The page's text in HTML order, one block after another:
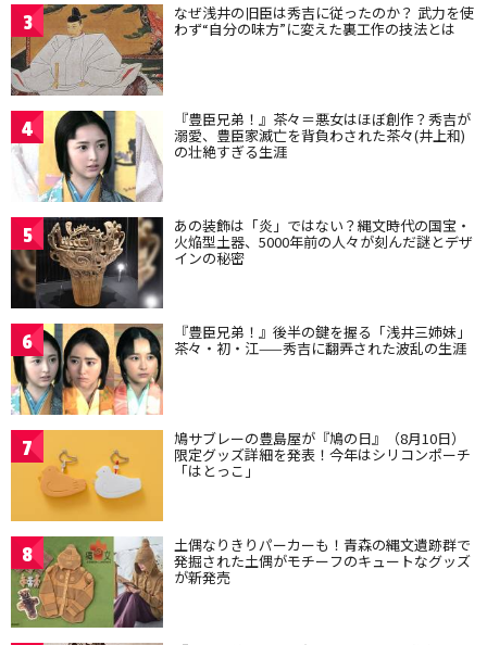
3 なぜ浅井の旧臣は秀吉に従ったのか？ 武力を使
わず“自分の味方”に変えた裏工作の技法とは
4 『豊臣兄弟！』茶々＝悪女はほぼ創作？秀吉が
溺愛、豊臣家滅亡を背負わされた茶々(井上和)
の壮絶すぎる生涯
5 あの装飾は「炎」ではない？縄文時代の国宝・
火焔型土器、5000年前の人々が刻んだ謎とデザ
インの秘密
6 『豊臣兄弟！』後半の鍵を握る「浅井三姉妹」
茶々・初・江——秀吉に翻弄された波乱の生涯
7 鳩サブレーの豊島屋が『鳩の日』（8月10日）
限定グッズ詳細を発表！今年はシリコンポーチ
「はとっこ」
8 土偶なりきりパーカーも！青森の縄文遺跡群で
発掘された土偶がモチーフのキュートなグッズ
が新発売